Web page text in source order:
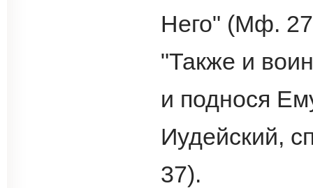
Него" (Мф.
"Также и
и поднося
Иудейский,
37).